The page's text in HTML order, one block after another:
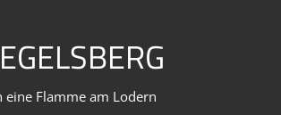
Flamme am Lodern